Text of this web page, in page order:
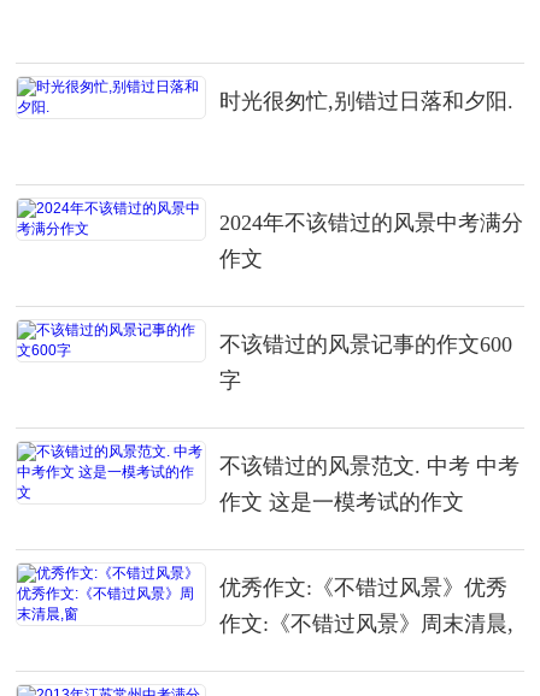
时光很匆忙,别错过日落和夕阳.
2024年不该错过的风景中考满分
作文
不该错过的风景记事的作文600
字
不该错过的风景范文. 中考 中考
作文 这是一模考试的作文
优秀作文:《不错过风景》优秀
作文:《不错过风景》周末清晨,